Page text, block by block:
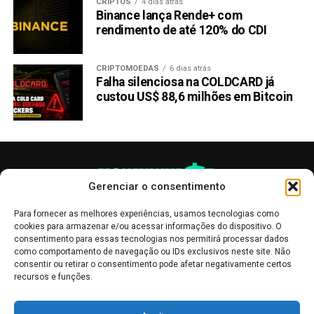
Gerenciar o consentimento
Para fornecer as melhores experiências, usamos tecnologias como
cookies para armazenar e/ou acessar informações do dispositivo. O
consentimento para essas tecnologias nos permitirá processar dados
como comportamento de navegação ou IDs exclusivos neste site. Não
consentir ou retirar o consentimento pode afetar negativamente certos
recursos e funções.
decisões informadas sobre quando comprar ou vender o
Nucoin.
Riscos e considerações ao
investir no Nubank Nucoin
Embora o Nubank Nucoin tenha um potencial promissor, é
criptomoedas são altamente voláteis e podem
experimentar flutuações significativas de valor em curtos
criptomoedas ainda é relativamente novo e pode ser
suscetível a manipulações e fraudes. É essencial realizar
uma pesquisa completa, diversificar seu portfólio de
investimentos e estar preparado para a possibilidade de
perdas ao investir no Nubank Nucoin.
Binance lança Rende+ com
rendimento de até 120% do CDI
CRIPTOMOEDAS 6 dias atrás
Falha silenciosa na COLDCARD já
custou US$ 88,6 milhões em Bitcoin